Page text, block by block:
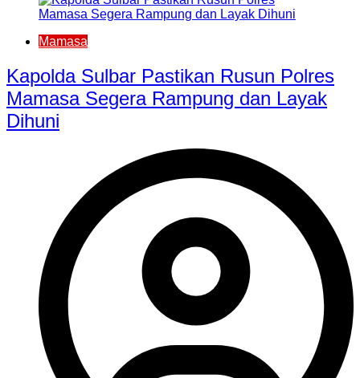
Mamasa
Kapolda Sulbar Pastikan Rusun Polres
Mamasa Segera Rampung dan Layak
Dihuni